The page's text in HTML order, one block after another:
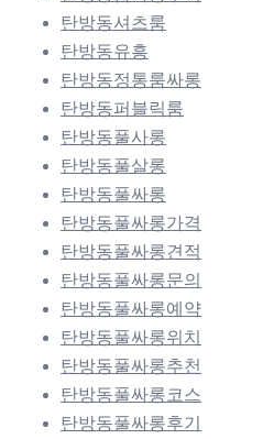
탄방동셔츠룸
탄방동유흥
탄방동정통룸싸롱
탄방동퍼블릭룸
탄방동풀사롱
탄방동풀살롱
탄방동풀싸롱
탄방동풀싸롱가격
탄방동풀싸롱견적
탄방동풀싸롱문의
탄방동풀싸롱예약
탄방동풀싸롱위치
탄방동풀싸롱추천
탄방동풀싸롱코스
탄방동풀싸롱후기